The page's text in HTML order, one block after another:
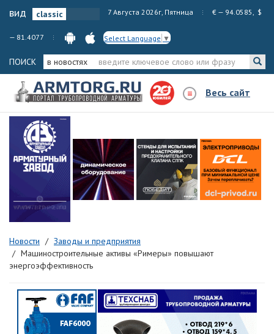
вид 7 Августа 2026г, Пятница € — 94.0585, $
— 81.4077 Select Language ▼
ПОИСК в новостях
Весь сайт
Новости
Заводы и предприятия
Машиностроительные активы «Римеры» повышают
энергоэффективность